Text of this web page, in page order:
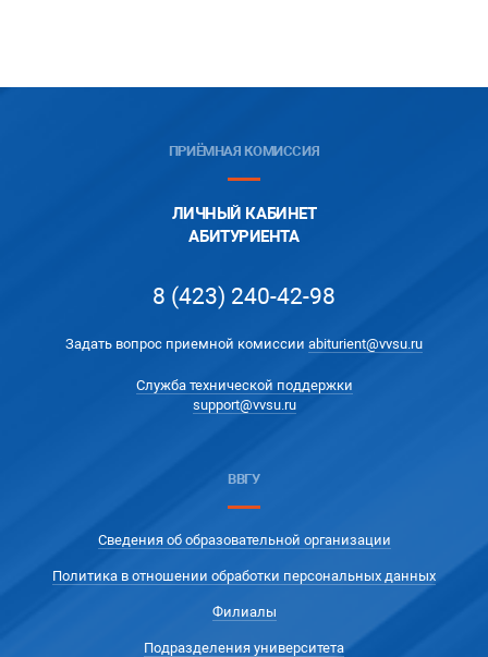
ПРИЁМНАЯ КОМИССИЯ
ЛИЧНЫЙ КАБИНЕТ
АБИТУРИЕНТА
8 (423) 240-42-98
Задать вопрос приемной комиссии abiturient@vvsu.ru
Служба технической поддержки
support@vvsu.ru
ВВГУ
Сведения об образовательной организации
Политика в отношении обработки персональных данных
Филиалы
Подразделения университета